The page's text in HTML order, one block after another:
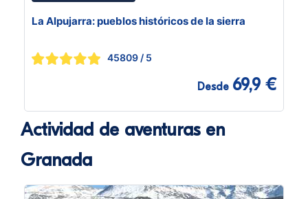
La Alpujarra: pueblos históricos de la sierra
45809 / 5
Desde 69,9 €
Actividad de aventuras en
Granada